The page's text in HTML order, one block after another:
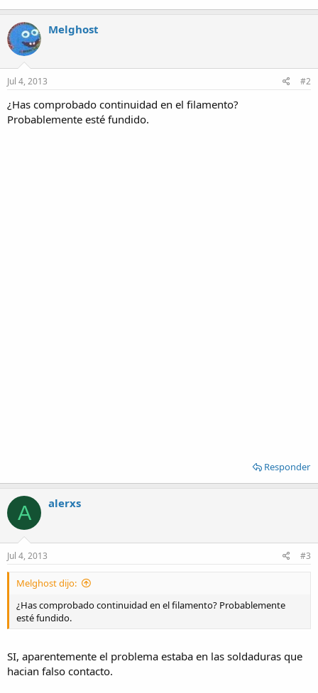
Melghost
Jul 4, 2013 #2
¿Has comprobado continuidad en el filamento?
Probablemente esté fundido.
Responder
A alerxs
Jul 4, 2013 #3
Melghost dijo:
¿Has comprobado continuidad en el filamento? Probablemente
esté fundido.
SI, aparentemente el problema estaba en las soldaduras que
hacian falso contacto.